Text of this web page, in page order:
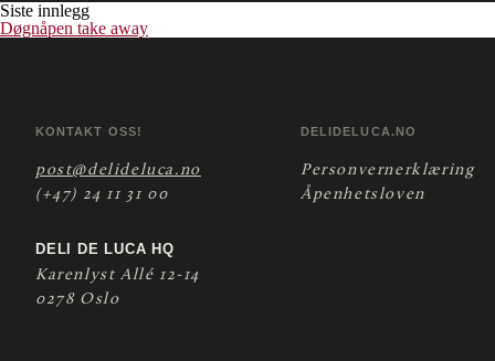
Siste innlegg
Døgnåpen take away
KONTAKT OSS!
post@delideluca.no
(+47) 24 11 31 00
DELI DE LUCA HQ
Karenlyst Allé 12-14
0278 Oslo
DELIDELUCA.NO
Personvernerklæring
Åpenhetsloven